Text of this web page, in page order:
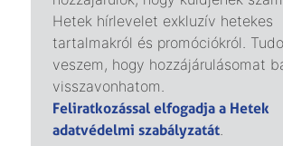
Hetek hírlevelet exkluzív hetekes
tartalmakról és promóciókról.
veszem, hogy hozzájárulásomat
visszavonhatom.
Feliratkozással elfogadja a Hetek
adatvédelmi szabályzatát.